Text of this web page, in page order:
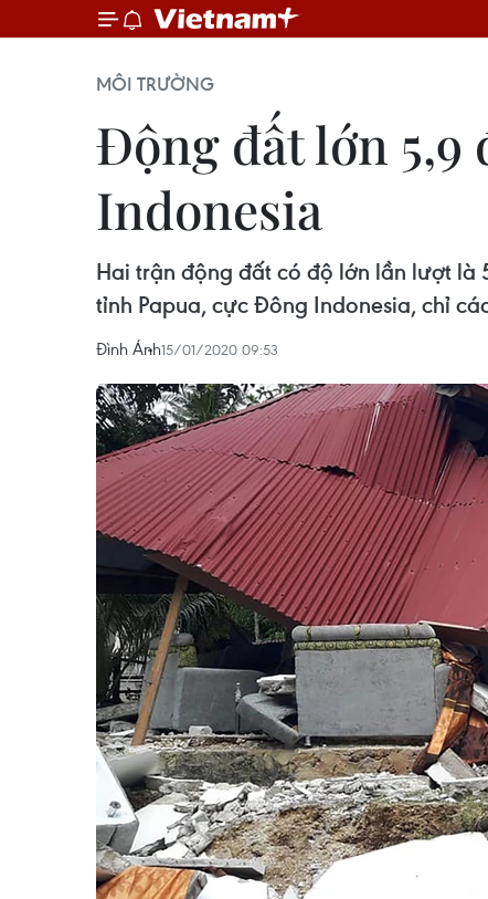
MÔI TRƯỜNG
Động đất lớn 5,9
Indonesia
Hai trận động đất có độ lớn lần lượt là
tỉnh Papua, cực Đông Indonesia, chỉ
Đình Ánh15/01/2020 09:53